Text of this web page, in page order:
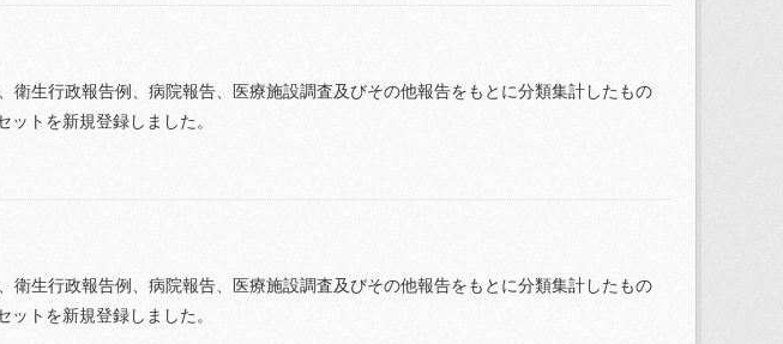
衛生行政報告例、病院報告、医療施設調査及びその他報告をもとに分類集計したもの
トを新規登録しました。
衛生行政報告例、病院報告、医療施設調査及びその他報告をもとに分類集計したもの
トを新規登録しました。